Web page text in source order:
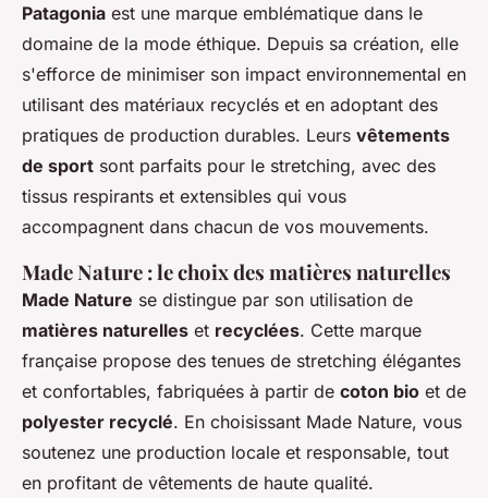
Patagonia est une marque emblématique dans le
domaine de la mode éthique. Depuis sa création, elle
s'efforce de minimiser son impact environnemental en
utilisant des matériaux recyclés et en adoptant des
pratiques de production durables. Leurs vêtements
de sport sont parfaits pour le stretching, avec des
tissus respirants et extensibles qui vous
accompagnent dans chacun de vos mouvements.
Made Nature : le choix des matières naturelles
Made Nature se distingue par son utilisation de
matières naturelles et recyclées. Cette marque
française propose des tenues de stretching élégantes
et confortables, fabriquées à partir de coton bio et de
polyester recyclé. En choisissant Made Nature, vous
soutenez une production locale et responsable, tout
en profitant de vêtements de haute qualité.